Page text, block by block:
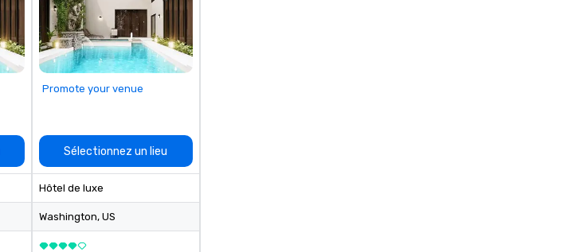
Promote your venue
Sélectionnez un lieu
Hôtel de luxe
Washington, US